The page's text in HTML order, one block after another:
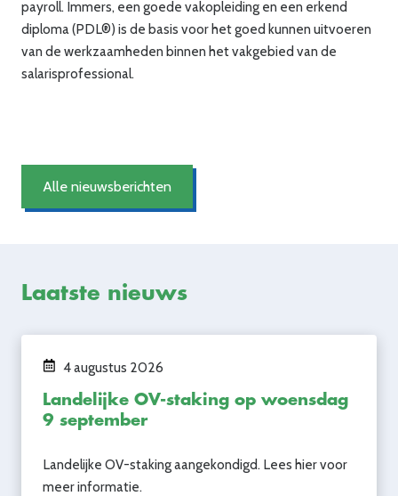
payroll. Immers, een goede vakopleiding en een erkend
diploma (PDL®) is de basis voor het goed kunnen uitvoeren
van de werkzaamheden binnen het vakgebied van de
salarisprofessional.
Alle nieuwsberichten
Laatste nieuws
4 augustus 2026
Landelijke OV-staking op woensdag
9 september
Landelijke OV-staking aangekondigd. Lees hier voor
meer informatie.